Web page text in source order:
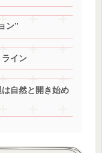
ン”
ライン
自然と開き始め